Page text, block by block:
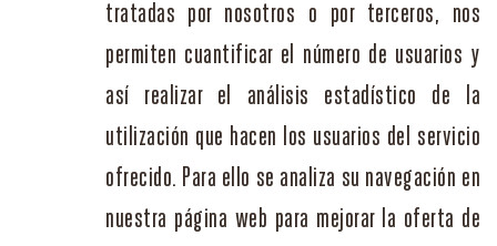
tratadas por nosotros o por terceros, nos
permiten cuantificar el número de usuarios y
así realizar el análisis estadístico de la
utilización que hacen los usuarios del servicio
ofrecido. Para ello se analiza su navegación en
nuestra página web para mejorar la oferta de